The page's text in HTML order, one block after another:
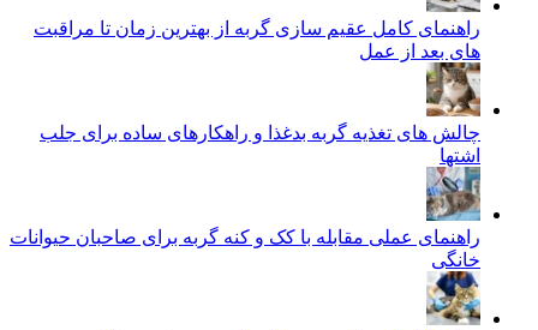
راهنمای کامل عقیم سازی گربه از بهترین زمان تا مراقبت‌
های بعد از عمل
چالش‌ های تغذیه گربه بدغذا و راهکارهای ساده برای جلب
اشتها
راهنمای عملی مقابله با کک و کنه گربه برای صاحبان حیوانات
خانگی